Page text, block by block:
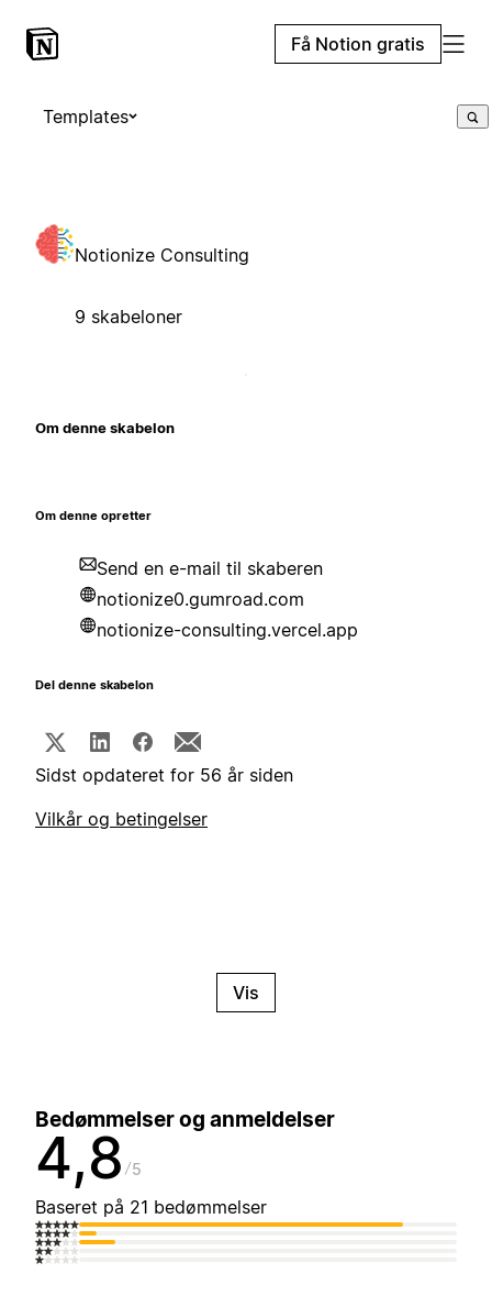
Få Notion gratis
Templates
Notionize Consulting
9 skabeloner
Om denne skabelon
Om denne opretter
Send en e-mail til skaberen
notionize0.gumroad.com
notionize-consulting.vercel.app
Del denne skabelon
Sidst opdateret for 56 år siden
Vilkår og betingelser
Vis
Bedømmelser og anmeldelser
4,8 5
Baseret på 21 bedømmelser